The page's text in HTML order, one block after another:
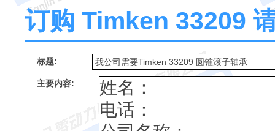
订购 Timken 33209
标题:
主要内容: